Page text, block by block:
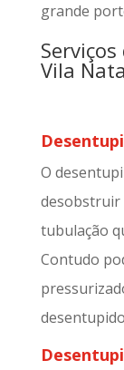
grande
Vila
O
desobstruir
tubulação
Contudo